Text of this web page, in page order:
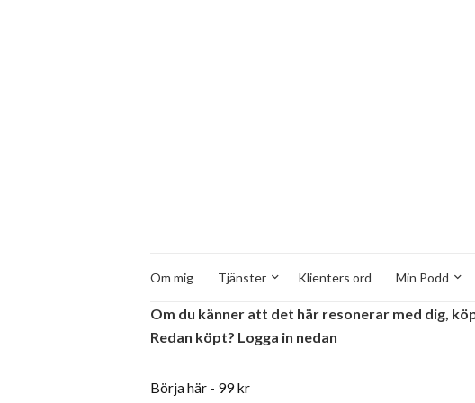
Om mig Tjänster Klienters ord Min Podd
Om du känner att det här resonerar med dig,
Redan köpt? Logga in nedan
Börja här - 99 kr